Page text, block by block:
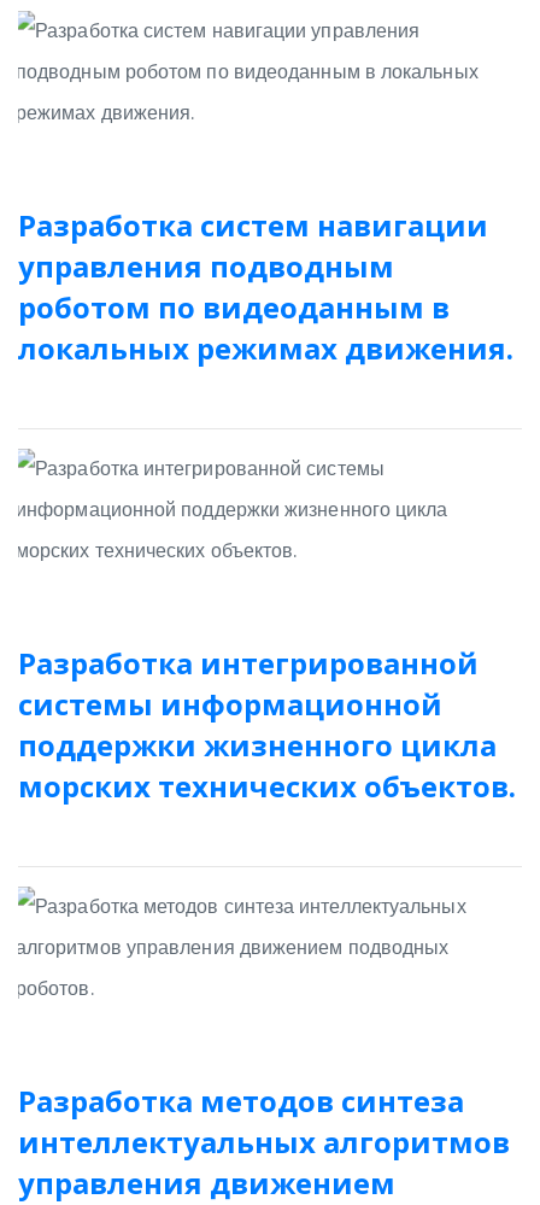
Разработка систем навигации
управления подводным
роботом по видеоданным в
локальных режимах движения.
Разработка интегрированной
системы информационной
поддержки жизненного цикла
морских технических объектов.
Разработка методов синтеза
интеллектуальных алгоритмов
управления движением